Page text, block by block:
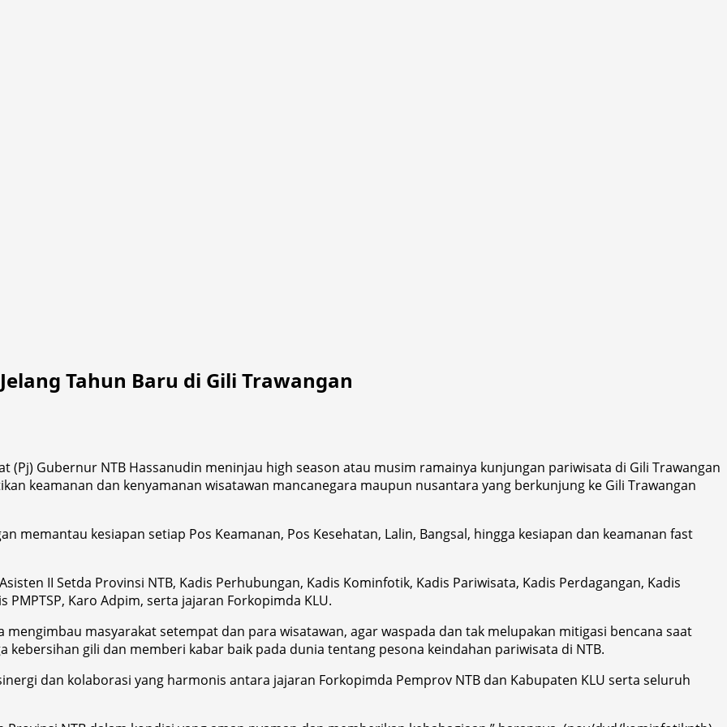
Tahun Baru di Gili Trawangan
(Pj) Gubernur NTB Hassanudin meninjau high season atau musim ramainya kunjungan pariwisata di Gili Trawangan
keamanan dan kenyamanan wisatawan mancanegara maupun nusantara yang berkunjung ke Gili Trawangan
memantau kesiapan setiap Pos Keamanan, Pos Kesehatan, Lalin, Bangsal, hingga kesiapan dan keamanan fast
II Setda Provinsi NTB, Kadis Perhubungan, Kadis Kominfotik, Kadis Pariwisata, Kadis Perdagangan, Kadis
PMPTSP, Karo Adpim, serta jajaran Forkopimda KLU.
masyarakat setempat dan para wisatawan, agar waspada dan tak melupakan mitigasi bencana saat
gili dan memberi kabar baik pada dunia tentang pesona keindahan pariwisata di NTB.
dan kolaborasi yang harmonis antara jajaran Forkopimda Pemprov NTB dan Kabupaten KLU serta seluruh